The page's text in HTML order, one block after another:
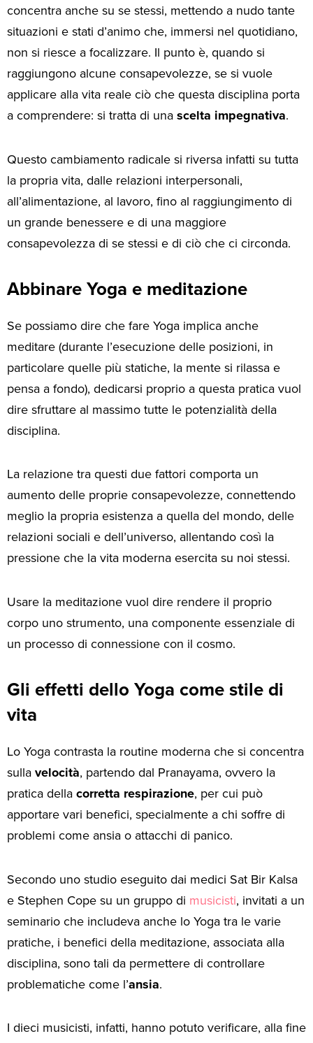
concentra anche su se stessi, mettendo a nudo tante
situazioni e stati d’animo che, immersi nel quotidiano,
non si riesce a focalizzare. Il punto è, quando si
raggiungono alcune consapevolezze, se si vuole
applicare alla vita reale ciò che questa disciplina porta
a comprendere: si tratta di unascelta impegnativa.
Questo cambiamento radicale si riversa infatti su tutta
la propria vita, dalle relazioni interpersonali,
all’alimentazione, al lavoro, fino al raggiungimento di
un grande benessere e di una maggiore
consapevolezza di se stessi e di ciò che ci circonda.
Abbinare Yoga e meditazione
Se possiamo dire che fare Yoga implica anche
meditare (durante l’esecuzione delle posizioni, in
particolare quelle più statiche, la mente si rilassa e
pensa a fondo), dedicarsi proprio a questa pratica vuol
dire sfruttare al massimo tutte le potenzialità della
disciplina.
La relazione tra questi due fattori comporta un
aumento delle proprie consapevolezze, connettendo
meglio la propria esistenza a quella del mondo, delle
relazioni sociali e dell’universo, allentando così la
pressione che la vita moderna esercita su noi stessi.
Usare la meditazione vuol dire rendere il proprio
corpo uno strumento, una componente essenziale di
un processo di connessione con il cosmo.
Gli effetti dello Yoga come stile di
vita
Lo Yoga contrasta la routine moderna che si concentra
sullavelocità, partendo dal Pranayama, ovvero la
pratica dellacorretta respirazione, per cui può
apportare vari benefici, specialmente a chi soffre di
problemi come ansia o attacchi di panico.
Secondo uno studio eseguito dai medici Sat Bir Kalsa
e Stephen Cope su un gruppo di musicisti, invitati a un
seminario che includeva anche lo Yoga tra le varie
pratiche, i benefici della meditazione, associata alla
disciplina, sono tali da permettere di controllare
problematiche come l’ansia.
I dieci musicisti, infatti, hanno potuto verificare, alla fine